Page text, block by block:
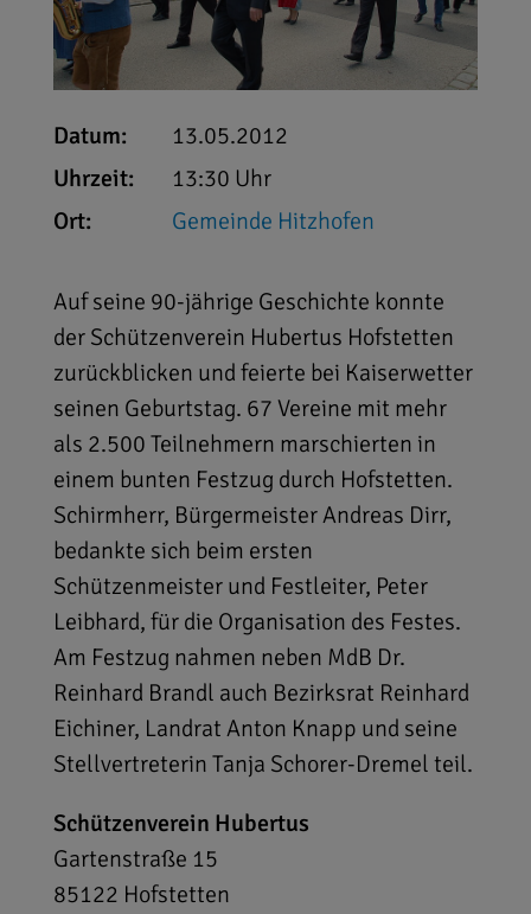
Datum:
13.05.2012
Uhrzeit:
13:30 Uhr
Ort:
Gemeinde Hitzhofen
Auf seine 90-jährige Geschichte konnte
der Schützenverein Hubertus Hofstetten
zurückblicken und feierte bei Kaiserwetter
seinen Geburtstag. 67 Vereine mit mehr
als 2.500 Teilnehmern marschierten in
einem bunten Festzug durch Hofstetten.
Schirmherr, Bürgermeister Andreas Dirr,
bedankte sich beim ersten
Schützenmeister und Festleiter, Peter
Leibhard, für die Organisation des Festes.
Am Festzug nahmen neben MdB Dr.
Reinhard Brandl auch Bezirksrat Reinhard
Eichiner, Landrat Anton Knapp und seine
Stellvertreterin Tanja Schorer-Dremel teil.
Schützenverein Hubertus
Gartenstraße 15
85122 Hofstetten